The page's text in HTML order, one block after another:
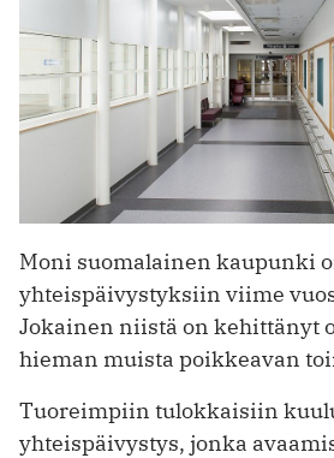
Moni suomalainen kaupunki
yhteispäivystyksiin viime
Jokainen niistä on kehittänyt
hieman muista poikkeavan
Tuoreimpiin tulokkaisiin
yhteispäivystys, jonka